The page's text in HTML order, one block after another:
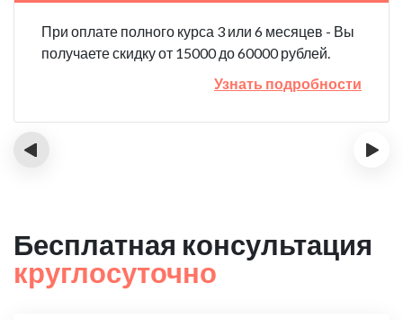
При оплате полного курса 3 или 6 месяцев - Вы
получаете скидку от 15000 до 60000 рублей.
Узнать подробности
‹ ›
Бесплатная консультация
круглосуточно